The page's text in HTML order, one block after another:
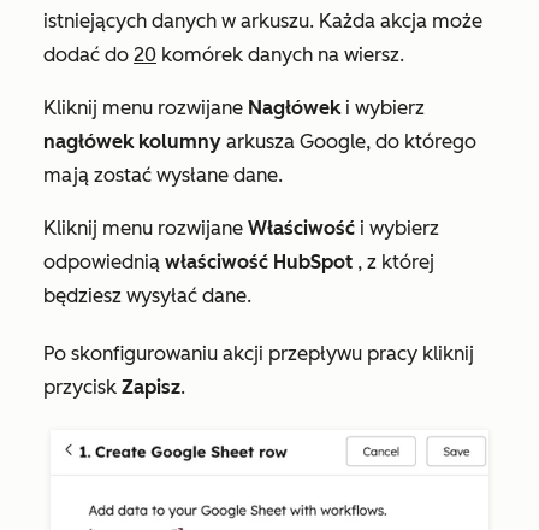
istniejących danych w arkuszu. Każda akcja może
dodać do 20 komórek danych na wiersz.
Kliknij menu rozwijane Nagłóweki wybierz
nagłówek kolumny arkusza Google, do którego
mają zostać wysłane dane.
Kliknij menu rozwijane Właściwość i wybierz
odpowiednią właściwość HubSpot , z której
będziesz wysyłać dane.
Po skonfigurowaniu akcji przepływu pracy kliknij
przycisk Zapisz.